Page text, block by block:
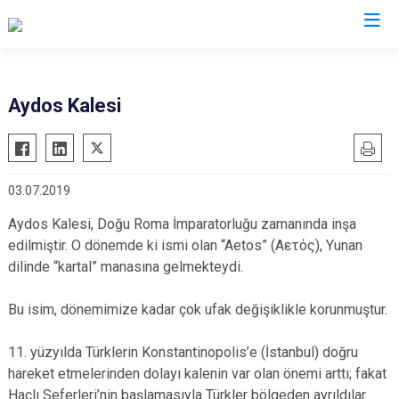
Adalar
Avcılar
Bağcılar
Bahçelievler
Bakırköy
Beşiktaş
Beyoğlu
Büyükçekmece
Kadıköy
Kağıthane
Kartal
Küçükçekmece
Pendik
Sarıyer
Üsküdar
Zeytinburnu
Ataşehir
Beylikdüzü
Çekmeköy
Aydos Kalesi
03.07.2019
Aydos Kalesi, Doğu Roma İmparatorluğu zamanında inşa
edilmiştir. O dönemde ki ismi olan “Aetos” (Αετός), Yunan
dilinde “kartal” manasına gelmekteydi.
Bu isim, dönemimize kadar çok ufak değişiklikle korunmuştur.
11. yüzyılda Türklerin Konstantinopolis’e (İstanbul) doğru
hareket etmelerinden dolayı kalenin var olan önemi arttı; fakat
Haçlı Seferleri’nin başlamasıyla Türkler bölgeden ayrıldılar.